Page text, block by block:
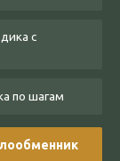
с
по шагам